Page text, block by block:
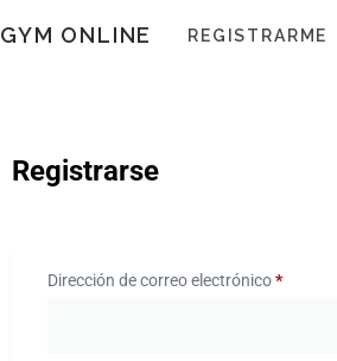
GYM ONLINE REGISTRARME
Registrarse
Dirección de correo electrónico*